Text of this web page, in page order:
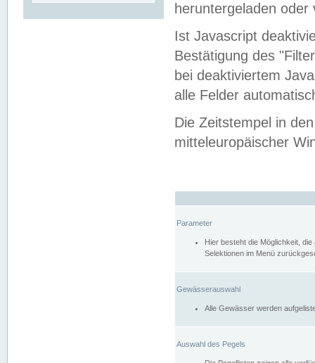
heruntergeladen oder
Ist Javascript
Bestätigung des
bei deaktiviertem
alle Felder
Die Zeitstempel in
mitteleuropäischer
Parameter
Hier besteht die Möglichkeit,
Selektionen im Menü
Gewässerauswahl
Alle Gewässer werden
Auswahl des Pegels